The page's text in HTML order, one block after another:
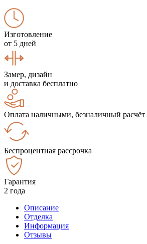
Изготовление
от 5 дней
Замер, дизайн
и доставка бесплатно
Оплата наличными, безналичный расчёт
Беспроцентная рассрочка
Гарантия
2 года
Описание
Отделка
Информация
Отзывы